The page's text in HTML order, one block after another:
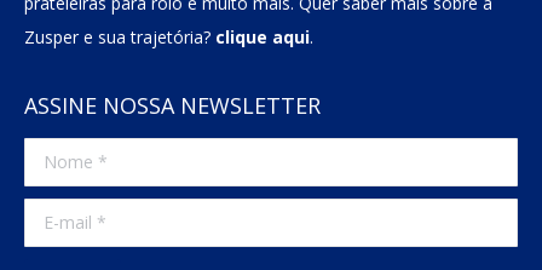
Zusper e sua trajetória? clique aqui.
ASSINE NOSSA NEWSLETTER
Nome *
E-mail *